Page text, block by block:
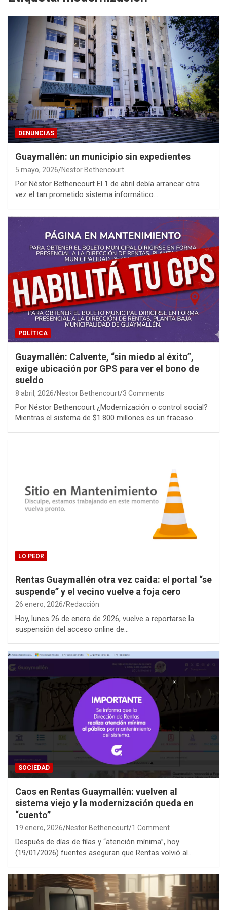
DENUNCIAS
Guaymallén: un municipio sin expedientes
5 mayo, 2026 Nestor Bethencourt
Por Néstor Bethencourt El 1 de abril debía arrancar otra
vez el tan prometido sistema informático…
POLÍTICA
Guaymallén: Calvente, “sin miedo al éxito”,
exige ubicación por GPS para ver el bono de
sueldo
8 abril, 2026 Nestor Bethencourt 3 Comments
Por Néstor Bethencourt ¿Modernización o control social?
Mientras el sistema de $1.800 millones es un fracaso…
LO PEOR
Rentas Guaymallén otra vez caída: el portal “se
suspende” y el vecino vuelve a foja cero
26 enero, 2026 Redacción
Hoy, lunes 26 de enero de 2026, vuelve a reportarse la
suspensión del acceso online de…
SOCIEDAD
Caos en Rentas Guaymallén: vuelven al
sistema viejo y la modernización queda en
“cuento”
19 enero, 2026 Nestor Bethencourt 1 Comment
Después de días de filas y “atención mínima”, hoy
(19/01/2026) fuentes aseguran que Rentas volvió al…